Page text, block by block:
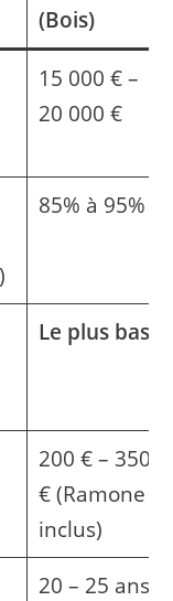
(Bois)
15 000 € –
20 000 €
85% à 95%
Le plus bas
200 € – 350
€ (Ramone
inclus)
20 – 25 ans